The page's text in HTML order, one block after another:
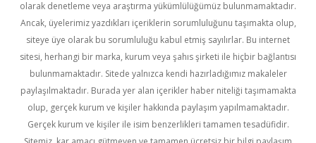
olarak denetleme veya araştırma yükümlülüğümüz bulunmamaktadır.
Ancak, üyelerimiz yazdıkları içeriklerin sorumluluğunu taşımakta olup,
siteye üye olarak bu sorumluluğu kabul etmiş sayılırlar. Bu internet
sitesi, herhangi bir marka, kurum veya şahıs şirketi ile hiçbir bağlantısı
bulunmamaktadır. Sitede yalnızca kendi hazırladığımız makaleler
paylaşılmaktadır. Burada yer alan içerikler haber niteliği taşımamakta
olup, gerçek kurum ve kişiler hakkında paylaşım yapılmamaktadır.
Gerçek kurum ve kişiler ile isim benzerlikleri tamamen tesadüfidir.